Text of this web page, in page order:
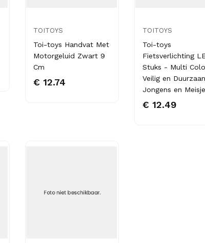
TOITOYS
Toi-toys Handvat Met
Motorgeluid Zwart 9
Cm
€ 12.74
TOITOYS
Toi-toys
Fietsverlichting
Stuks - Multi
Veilig en
Jongens en
€ 12.49